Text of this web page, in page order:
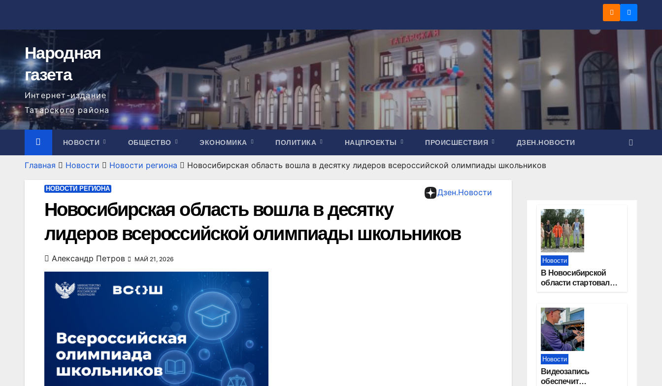
содержимому
Народная
газета
Интернет-издание
Татарского района
НОВОСТИ ОБЩЕСТВО ЭКОНОМИКА ПОЛИТИКА НАЦПРОЕКТЫ ПРОИСШЕСТВИЯ ДЗЕН.НОВОСТИ
Главная Новости Новости региона Новосибирская область вошла в десятку лидеров всероссийской олимпиады школьников
Дзен.Новости
НОВОСТИ РЕГИОНА
Новосибирская область вошла в десятку
лидеров всероссийской олимпиады школьников
Александр Петров МАЙ 21, 2026 Новости
В Новосибирской
области стартовал
Новости
Видеозапись
обеспечит